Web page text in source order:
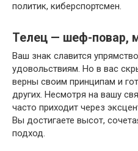
политик, киберспортсмен.
Телец — шеф-повар,
Ваш знак славится
удовольствиям. Но в вас
верны своим принципам и
других. Несмотря на вашу
часто приходит через
Вы достигаете высот,
подход.